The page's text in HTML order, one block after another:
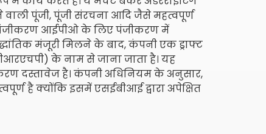
पूंजी, पूंजी संरचना आदि जैसे महत्वपूर्ण
पंजीकरण आईपीओ के लिए पंजीकरण में
मंजूरी मिलने के बाद, कंपनी एक ड्राफ्ट
के नाम से जाना जाता है। यह
दस्तावेज है। कंपनी अधिनियम के अनुसार,
है क्योंकि इसमें एसईबीआई द्वारा अपेक्षित